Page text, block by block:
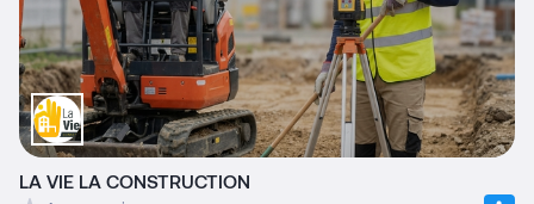
LA VIE LA CONSTRUCTION